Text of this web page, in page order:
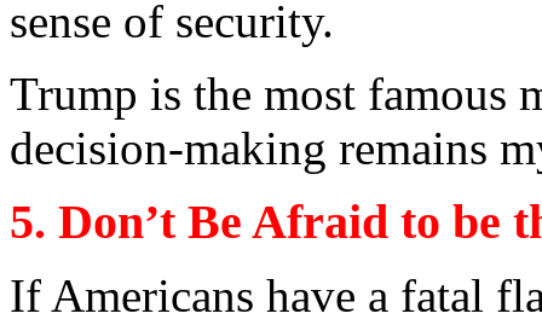
sense of security.
Trump is the most famous
decision-making remains
5. Don’tBe Afraid to be
If Americans have a fatal